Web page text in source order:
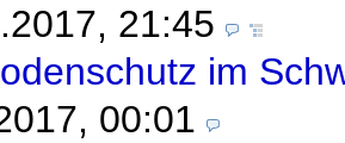
21:45
im
00:01